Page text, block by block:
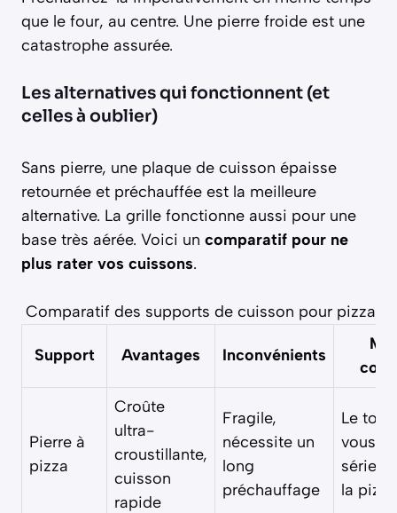
que le four, au centre. Une pierre froide est une
catastrophe assurée.
Les alternatives qui fonctionnent (et
celles à oublier)
Sans pierre, une plaque de cuisson épaisse
retournée et préchauffée est la meilleure
alternative. La grille fonctionne aussi pour une
base très aérée. Voici un comparatif pour ne
plus rater vos cuissons.
Comparatif des supports de cuisson pour pizza
Support Avantages Inconvénients
Pierre à
pizza
Croûte
ultra-
croustillante,
cuisson
rapide
Fragile,
nécessite un
long
préchauffage
Le top,
vous
la